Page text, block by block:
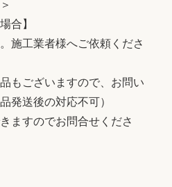
合】
施工業者様へご依頼くださ
もございますので、お問い
発送後の対応不可）
ますのでお問合せくださ